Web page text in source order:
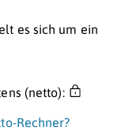
es sich um ein
(netto):
Rechner?